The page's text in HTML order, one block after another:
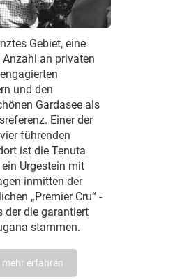
Gebiet, eine
an privaten
und den
Gardasee als
Einer der
führenden
ist die Tenuta
ein Urgestein mit
inmitten der
„Premier Cru“ -
der die garantiert
stammen.
mehr erfahren